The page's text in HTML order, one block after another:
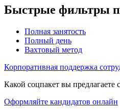
Быстрые фильтры
Полная занятость
Полный день
Вахтовый метод
Корпоративная поддержка
Какой соцпакет вы
Оформляйте кандидатов онлайн